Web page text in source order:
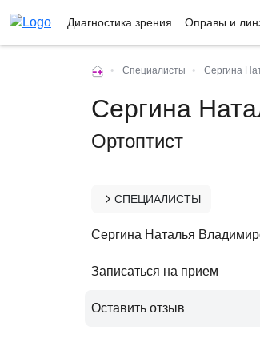
Диагностика зрения Оправы и
• Специалисты • Сергина
Сергина
Ортоптист
СПЕЦИАЛИСТЫ
Сергина Наталья
Записаться на прием
Оставить отзыв